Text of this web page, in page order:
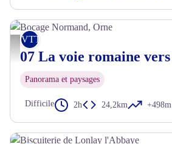
Bocage Normand, Orne - Tourisme 61
VTT
Panorama et paysages
Difficile 2h 24,2km +498m